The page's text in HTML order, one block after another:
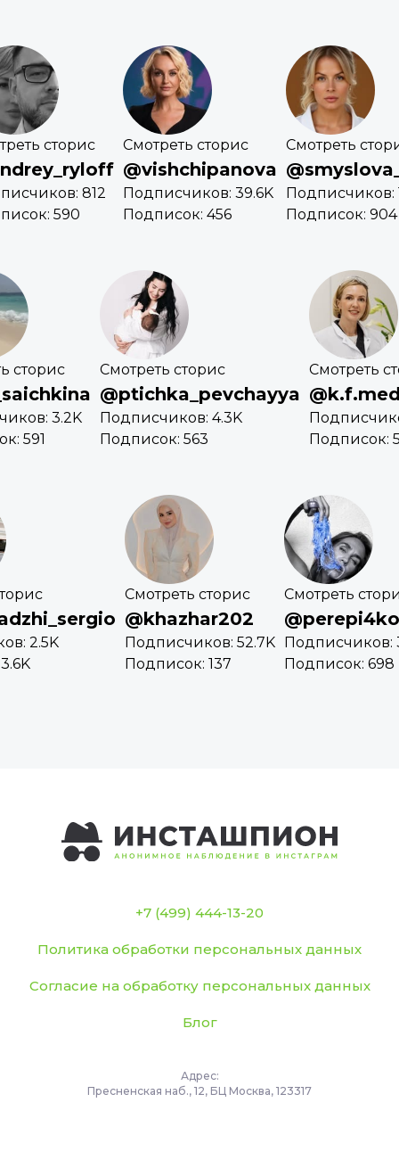
сторис
812
590
Смотреть сторис
@vishchipanova
Подписчиков: 39.6K
Подписок: 456
Смотреть
Подписчиков:
Подписок: 904
сторис
3.2K
591
Смотреть сторис
@ptichka_pevchayya
Подписчиков: 4.3K
Подписок: 563
Смотреть
Подписок:
2.5K
Смотреть сторис
@khazhar202
Подписчиков: 52.7K
Подписок: 137
Смотреть
@perepi4ko
Подписчиков:
Подписок: 698
+7 (499) 444-13-20
Политика обработки персональных данных
Согласие на обработку персональных данных
Блог
Адрес:
Пресненская наб., 12, БЦ Москва, 123317